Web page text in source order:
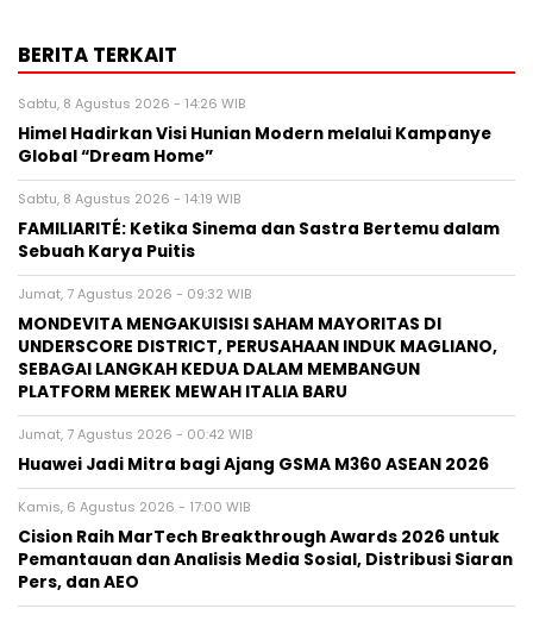
BERITA TERKAIT
Sabtu, 8 Agustus 2026 - 14:26 WIB
Himel Hadirkan Visi Hunian Modern melalui Kampanye
Global “Dream Home”
Sabtu, 8 Agustus 2026 - 14:19 WIB
FAMILIARITÉ: Ketika Sinema dan Sastra Bertemu dalam
Sebuah Karya Puitis
Jumat, 7 Agustus 2026 - 09:32 WIB
MONDEVITA MENGAKUISISI SAHAM MAYORITAS DI
UNDERSCORE DISTRICT, PERUSAHAAN INDUK MAGLIANO,
SEBAGAI LANGKAH KEDUA DALAM MEMBANGUN
PLATFORM MEREK MEWAH ITALIA BARU
Jumat, 7 Agustus 2026 - 00:42 WIB
Huawei Jadi Mitra bagi Ajang GSMA M360 ASEAN 2026
Kamis, 6 Agustus 2026 - 17:00 WIB
Cision Raih MarTech Breakthrough Awards 2026 untuk
Pemantauan dan Analisis Media Sosial, Distribusi Siaran
Pers, dan AEO